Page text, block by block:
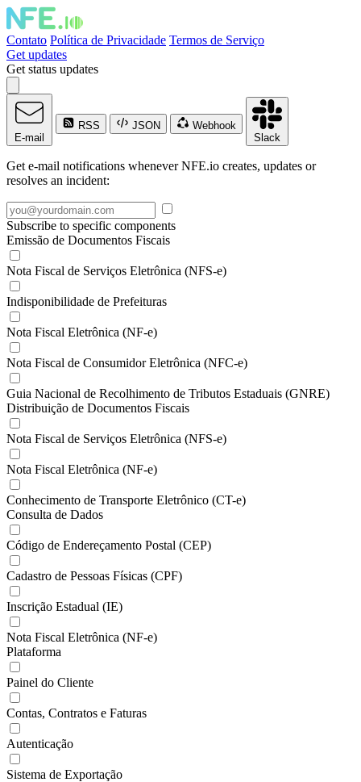
Contato Política de Privacidade Termos de Serviço
Get updates
Get status updates
E-mail
RSS JSON
Webhook
Slack
Get e-mail notifications whenever NFE.io creates, updates or
resolves an incident:
Subscribe to specific components
Emissão de Documentos Fiscais
Nota Fiscal de Serviços Eletrônica (NFS-e)
Indisponibilidade de Prefeituras
Nota Fiscal Eletrônica (NF-e)
Nota Fiscal de Consumidor Eletrônica (NFC-e)
Guia Nacional de Recolhimento de Tributos Estaduais (GNRE)
Distribuição de Documentos Fiscais
Nota Fiscal de Serviços Eletrônica (NFS-e)
Nota Fiscal Eletrônica (NF-e)
Conhecimento de Transporte Eletrônico (CT-e)
Consulta de Dados
Código de Endereçamento Postal (CEP)
Cadastro de Pessoas Físicas (CPF)
Inscrição Estadual (IE)
Nota Fiscal Eletrônica (NF-e)
Plataforma
Painel do Cliente
Contas, Contratos e Faturas
Autenticação
Sistema de Exportação